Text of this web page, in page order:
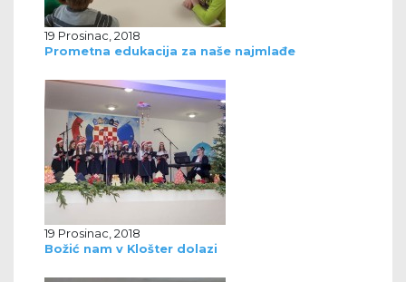
19 Prosinac, 2018
Prometna edukacija za naše najmlađe
19 Prosinac, 2018
Božić nam v Klošter dolazi